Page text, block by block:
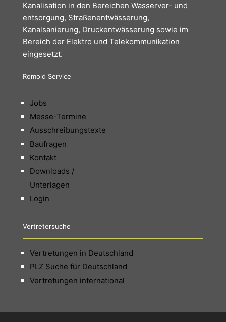
Kanalisation in den Bereichen Wasserver- und
entsorgung, Straßenentwässerung,
Kanalsanierung, Druckentwässerung sowie im
Bereich der Elektro und Telekommunikation
eingesetzt.
Romold Service
Jobs
Messe-Termine
Ausschreibungstexte
Baufragen
Kontakt
Downloads /
Unterlagen
Login
Vertretersuche
Vertretungen in Deutschland
PLZ Suche für Deutschland
Vertretungen international